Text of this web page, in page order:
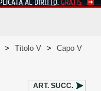
> Titolo V >
Capo V
ART. SUCC.